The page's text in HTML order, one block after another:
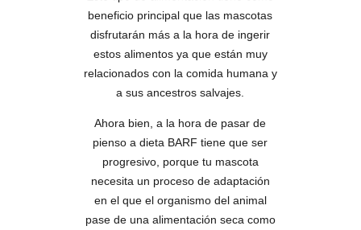
beneficio principal que las mascotas
disfrutarán más a la hora de ingerir
estos alimentos ya que están muy
relacionados con la comida humana y
a sus ancestros salvajes.
Ahora bien, a la hora de pasar de
pienso a dieta BARF tiene que ser
progresivo, porque tu mascota
necesita un proceso de adaptación
en el que el organismo del animal
pase de una alimentación seca como